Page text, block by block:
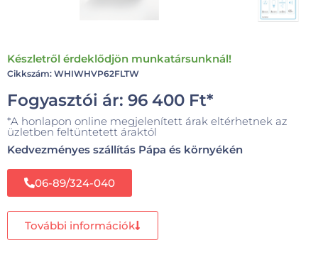
Készletről érdeklődjön munkatársunknál!
Cikkszám: WHIWHVP62FLTW
Fogyasztói ár: 96 400 Ft*
*A honlapon online megjelenített árak eltérhetnek az
üzletben feltüntetett áraktól
Kedvezményes szállítás Pápa és környékén
06-89/324-040
További információk